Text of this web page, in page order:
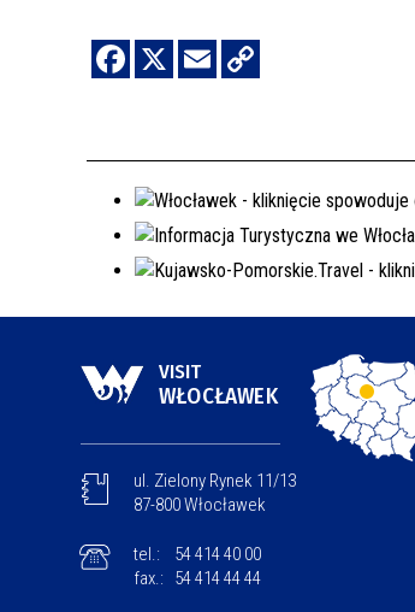
VISIT
WŁOCŁAWEK
ul. Zielony Rynek 11/13
87-800 Włocławek
tel.:
54 414 40 00
fax.:
54 414 44 44